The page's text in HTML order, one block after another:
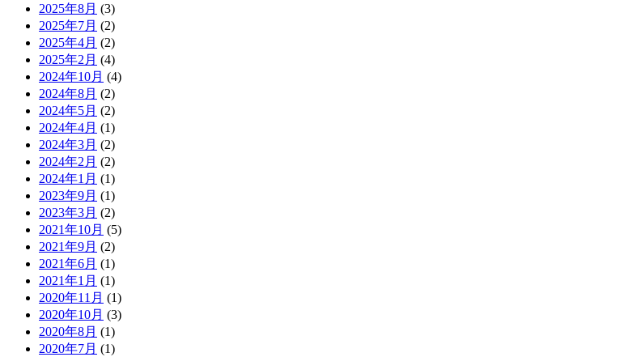
2025年8月 (3)
2025年7月 (2)
2025年4月 (2)
2025年2月 (4)
2024年10月 (4)
2024年8月 (2)
2024年5月 (2)
2024年4月 (1)
2024年3月 (2)
2024年2月 (2)
2024年1月 (1)
2023年9月 (1)
2023年3月 (2)
2021年10月 (5)
2021年9月 (2)
2021年6月 (1)
2021年1月 (1)
2020年11月 (1)
2020年10月 (3)
2020年8月 (1)
2020年7月 (1)